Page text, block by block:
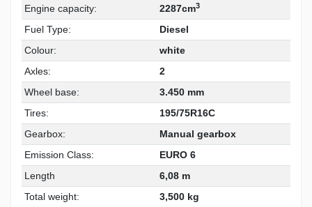
Engine capacity:
2287cm3
Fuel Type:
Diesel
Colour:
white
Axles:
2
Wheel base:
3.450 mm
Tires:
195/75R16C
Gearbox:
Manual gearbox
Emission Class:
EURO 6
Length
6,08 m
Total weight:
3,500 kg